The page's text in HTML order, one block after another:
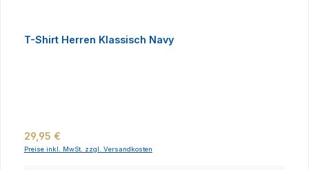
T-Shirt Herren Klassisch Navy
Regulärer Preis:
29,95 €
Preise inkl. MwSt. zzgl. Versandkosten